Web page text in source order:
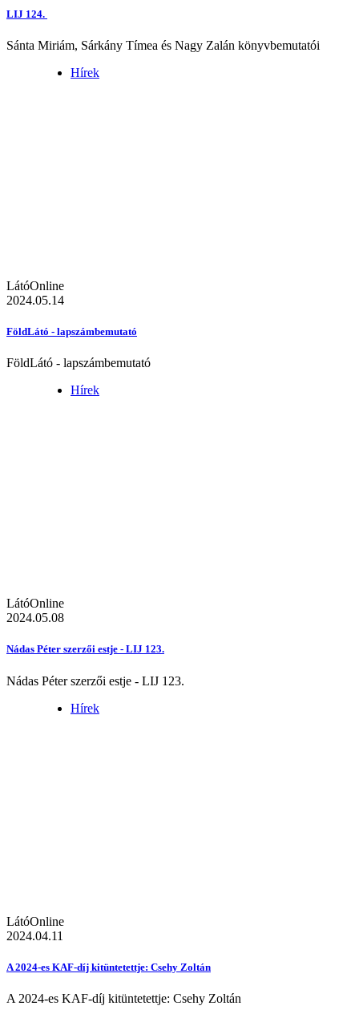
LIJ 124.
Sánta Miriám, Sárkány Tímea és Nagy Zalán könyvbemutatói
Hírek
LátóOnline
2024.05.14
FöldLátó - lapszámbemutató
FöldLátó - lapszámbemutató
Hírek
LátóOnline
2024.05.08
Nádas Péter szerzői estje - LIJ 123.
Nádas Péter szerzői estje - LIJ 123.
Hírek
LátóOnline
2024.04.11
A 2024-es KAF-díj kitüntetettje: Csehy Zoltán
A 2024-es KAF-díj kitüntetettje: Csehy Zoltán